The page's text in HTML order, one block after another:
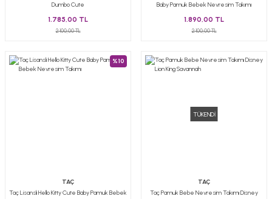
Dumbo Cute
1.785,00 TL
2.100,00 TL
Baby Pamuk Bebek Nevresim Takımı
1.890,00 TL
2.100,00 TL
%10
TAÇ
Taç Lisanslı Hello Kitty Cute Baby Pamuk Bebek
TÜKENDİ
TAÇ
Taç Pamuk Bebe Nevresim Takımı Disney